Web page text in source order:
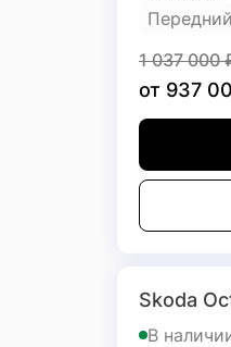
Передний
1 037 000
от 937
Skoda
В